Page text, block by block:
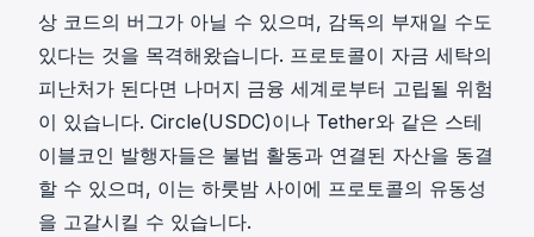
상 코드의 버그가 아닐 수 있으며, 감독의 부재일 수도
있다는 것을 목격해왔습니다. 프로토콜이 자금 세탁의
피난처가 된다면 나머지 금융 세계로부터 고립될 위험
이 있습니다. Circle(USDC)이나 Tether와 같은 스테
이블코인 발행자들은 불법 활동과 연결된 자산을 동결
할 수 있으며, 이는 하룻밤 사이에 프로토콜의 유동성
을 고갈시킬 수 있습니다.